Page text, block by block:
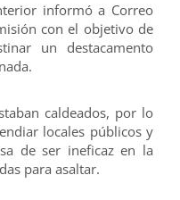
informó a Correo
con el objetivo de
un destacamento
caldeados, por lo
locales públicos y
de ser ineficaz en la
para asaltar.